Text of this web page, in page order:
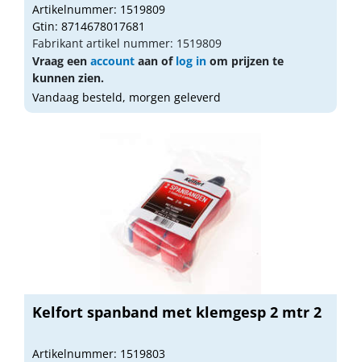
Artikelnummer: 1519809
Gtin: 8714678017681
Fabrikant artikel nummer: 1519809
Vraag een account aan of log in om prijzen te
kunnen zien.
Vandaag besteld, morgen geleverd
Kelfort spanband met klemgesp 2 mtr 2
Artikelnummer: 1519803